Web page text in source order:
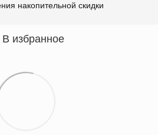
накопительной скидки
В избранное